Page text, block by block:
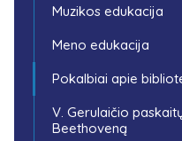
Muzikos edukacija
Meno edukacija
Pokalbiai apie
V. Gerulaičio
Beethoveną